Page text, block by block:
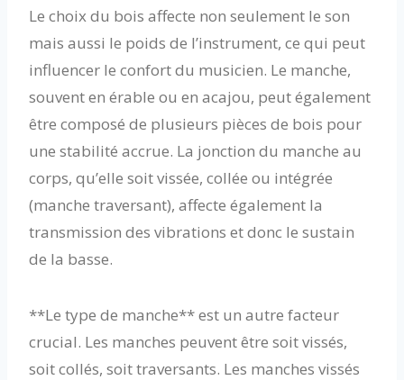
Le choix du bois affecte non seulement le son
mais aussi le poids de l’instrument, ce qui peut
influencer le confort du musicien. Le manche,
souvent en érable ou en acajou, peut également
être composé de plusieurs pièces de bois pour
une stabilité accrue. La jonction du manche au
corps, qu’elle soit vissée, collée ou intégrée
(manche traversant), affecte également la
transmission des vibrations et donc le sustain
de la basse.
**Le type de manche** est un autre facteur
crucial. Les manches peuvent être soit vissés,
soit collés, soit traversants. Les manches vissés